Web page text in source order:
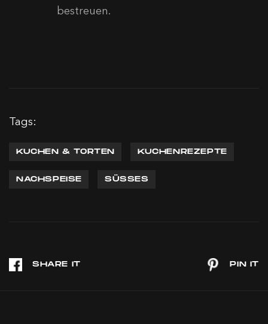
bestreuen.
Tags:
KUCHEN & TORTEN KUCHENREZEPTE
NACHSPEISE SÜSSES